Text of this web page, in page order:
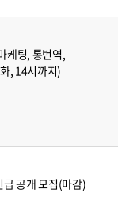
케팅, 통번역,
, 14시까지)
공개 모집(마감)